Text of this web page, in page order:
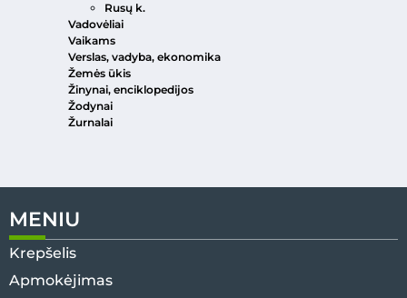
Rusų k.
Vadovėliai
Vaikams
Verslas, vadyba, ekonomika
Žemės ūkis
Žinynai, enciklopedijos
Žodynai
Žurnalai
MENIU
Krepšelis
Apmokėjimas